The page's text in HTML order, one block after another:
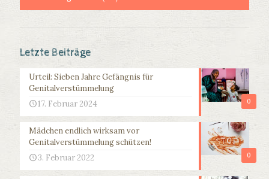
Letzte Beiträge
0
Urteil: Sieben Jahre Gefängnis für
Genitalverstümmelung
17. Februar 2024
0
Mädchen endlich wirksam vor
Genitalverstümmelung schützen!
3. Februar 2022